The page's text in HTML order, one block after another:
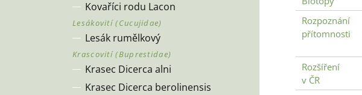
Kovaříci rodu Lacon
Lesák rumělkový
Krasec Dicerca alni
Krasec Dicerca berolinensis
Rozpoznání
přítomnosti
Rozšíření
v ČR